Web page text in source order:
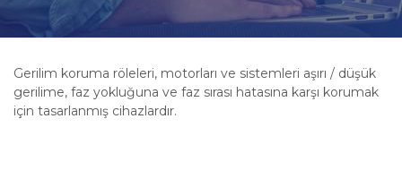
Gerilim koruma röleleri, motorları ve sistemleri aşırı / düşük
gerilime, faz yokluğuna ve faz sırası hatasına karşı korumak
için tasarlanmış cihazlardır.